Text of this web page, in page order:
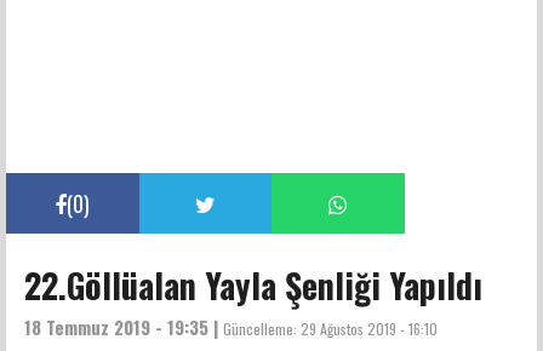
(0)
22.Göllüalan Yayla Şenliği Yapıldı
18 Temmuz 2019 - 19:35 | Güncelleme: 29 Ağustos 2019 - 16:10